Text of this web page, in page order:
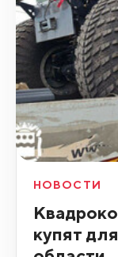
НОВОСТИ
купят